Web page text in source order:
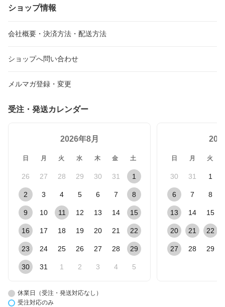
ショップ情報
会社概要・決済方法・配送方法
ショップへ問い合わせ
メルマガ登録・変更
受注・発送カレンダー
2026年8月
日 月 火 水 木 金 土
26 27 28 29 30 31 1
2 3 4 5 6 7 8
9 10 11 12 13 14 15
16 17 18 19 20 21 22
23 24 25 26 27 28 29
30 31 1 2 3 4 5
日 月 火
30 31 1
6 7 8
13 14 15
20 21 22
27 28 29
休業日（受注・発送対応なし）
受注対応のみ